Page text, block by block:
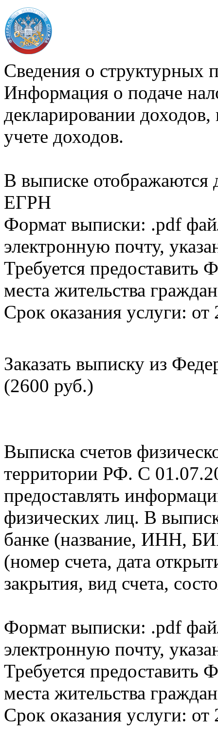
Сведения о структурных
Информация о подаче
декларировании доходов,
учете доходов.
В выписке
ЕГРН
Формат выписки: .pdf
электронную почту,
Требуется
места жительства
Срок оказания услуги: от
Заказать выписку из
(2600 руб.)
Выписка счетов
территории РФ. С
предоставлять
физических лиц. В
банке (название, ИНН,
(номер счета, дата
закрытия, вид счета,
Формат выписки: .pdf
электронную почту,
Требуется
места жительства
Срок оказания услуги: от